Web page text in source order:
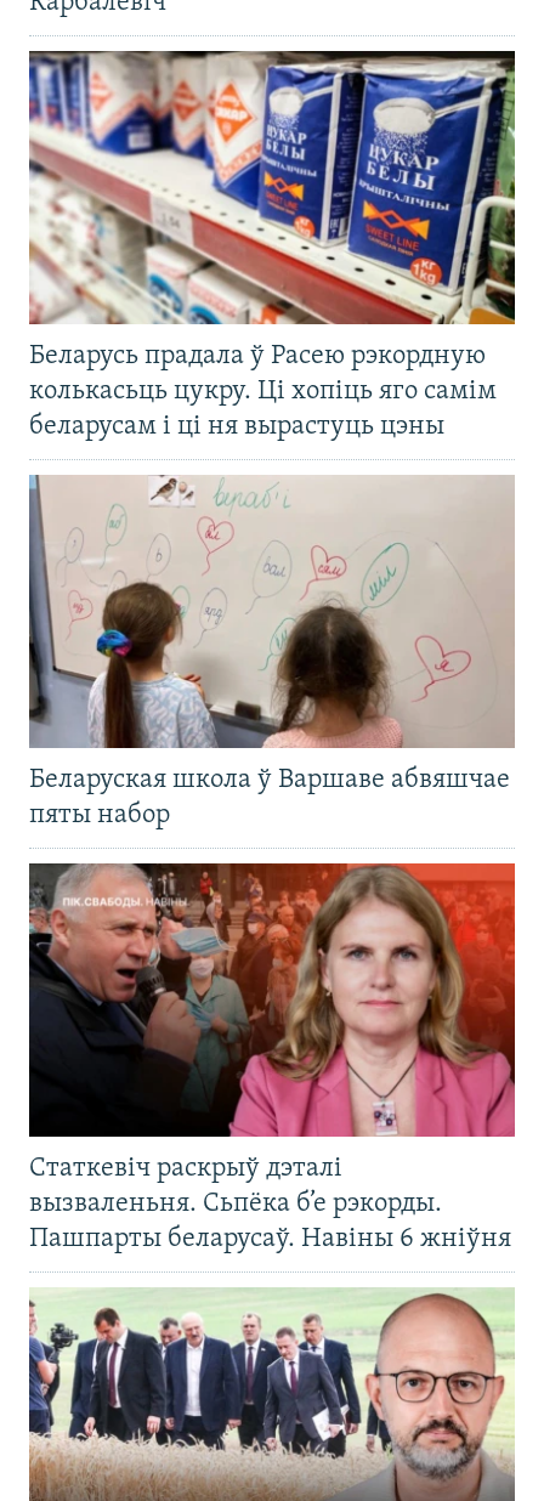
Беларусь прадала ў Расею рэкордную
колькасьць цукру. Ці хопіць яго самім
беларусам і ці ня вырастуць цэны
Беларуская школа ў Варшаве абвяшчае
пяты набор
Статкевіч раскрыў дэталі
вызваленьня. Сьпёка б’е рэкорды.
Пашпарты беларусаў. Навіны 6 жніўня